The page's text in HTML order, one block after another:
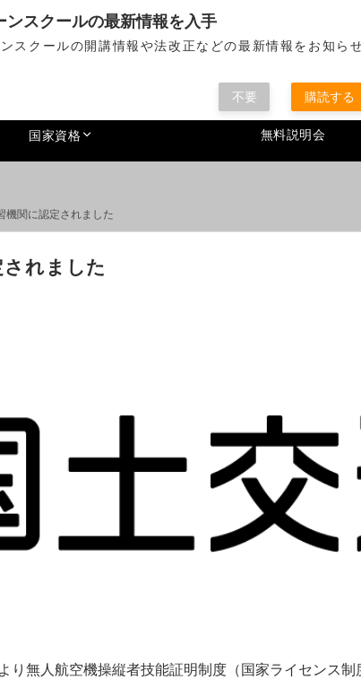
関です。国家資格取得、DJI製品の販売なども行っています。
0225-
営業時間 9:00-
国家資格 無料説明会
機関に認定されました
れました
無人航空機操縦者技能証明制度（国家ライセンス
ンスクールの最新情報を入手
ンスクールの開講情報や法改正などの最新情報をお知ら
不要 購読する